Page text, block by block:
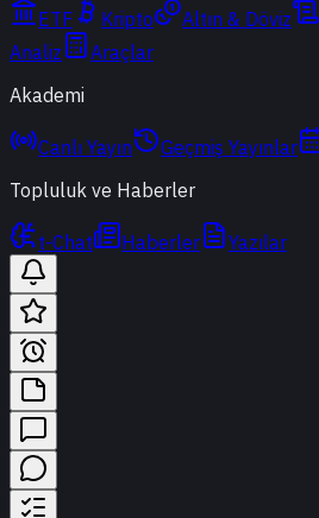
ETF
Kripto Altın & Döviz
Analiz
Araçlar
Akademi
Canlı Yayın Geçmiş Yayınlar
Topluluk ve Haberler
t-Chat Haberler Yazılar